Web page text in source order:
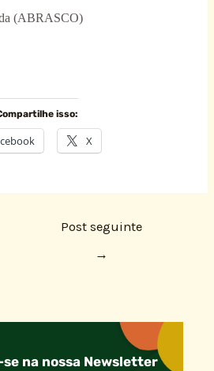
(ABRASCO)
isso:
X
Post seguinte
→
na nossa Newsletter